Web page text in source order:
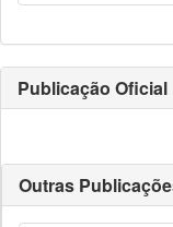
Publicação Oficial
Outras